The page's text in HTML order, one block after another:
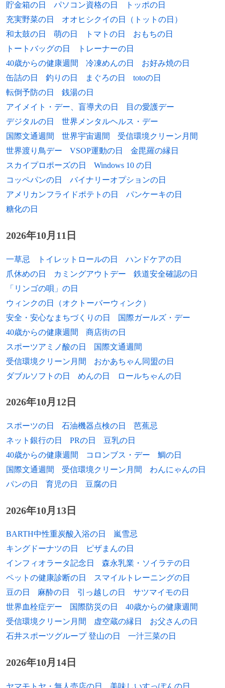
1989年 横野純貴、サッカー選手
1989年 佐々木憂流迦、総合格闘家
1991年 レイ、俳優、アイドル（EXO）
1992年 カール・トリアナ、プロ野球選手
1992年 池尻愛吏、グラビアアイドル
1992年 ムーキー・ベッツ、プロ野球選手
1993年 福地勇人、空手家
1994年 緒方咲、グラビアアイドル
1994年 あんり、お笑い芸人（ぼる塾）
1995年
1997年 尾関梨香、元アイドル（元櫻坂46）
1998年 トレント・アレクサンダー＝アーノルド、
サッカー選手
1998年 楠みゆう、アイドル、タレント（元
1999年 野中美希、歌手（モーニング娘。）
X21）
1999年 谷崎早耶、アイドル（≠ME）
1999年 亜咲花、歌手
1999年 森千晴、フリーアナウンサー
2000年 中野恵那、ファッションモデル、タレント
2000年 薮下楓、元アイドル（元STU48）
2000年 岸本大紀、陸上選手
2006年 坂川陽香、アイドル（AKB48）
生年非公表 - 宮崎遊、声優
貯金箱の日 パソコン資格の日
トッポの日
充実野菜の日
オオヒシクイの日（トットの日）
和太鼓の日
萌の日 トマトの日
おもちの日
トートバッグの日
トレーナーの日
40歳からの健康週間
冷凍めんの日
お好み焼の日
缶詰の日
釣りの日 まぐろの日
totoの日
転倒予防の日
銭湯の日
アイメイト・デー、盲導犬の日
目の愛護デー
デジタルの日
世界メンタルヘルス・デー
国際文通週間
世界宇宙週間
受信環境クリーン月間
世界渡り鳥デー
VSOP運動の日
金毘羅の縁日
スカイプロポーズの日
Windows 10 の日
コッペパンの日
バイナリーオプションの日
アメリカンフライドポテトの日
パンケーキの日
糖化の日
2026年10月11日
一草忌 トイレットロールの日
ハンドケアの日
爪休めの日
カミングアウトデー
鉄道安全確認の日
「リンゴの唄」の日
ウィンクの日（オクトーバーウィンク）
安全・安心なまちづくりの日
国際ガールズ・デー
40歳からの健康週間
商店街の日
スポーツアミノ酸の日
国際文通週間
受信環境クリーン月間
おかあちゃん同盟の日
ダブルソフトの日
めんの日 ロールちゃんの日
2026年10月12日
スポーツの日 石油機器点検の日
芭蕉忌
ネット銀行の日
PRの日
豆乳の日
40歳からの健康週間
コロンブス・デー
鯛の日
国際文通週間
受信環境クリーン月間
わんにゃんの日
パンの日
育児の日 豆腐の日
2026年10月13日
BARTH中性重炭酸入浴の日
嵐雪忌
キングドーナツの日
ピザまんの日
インフィオラータ記念日
森永乳業・ソイラテの日
ペットの健康診断の日
スマイルトレーニングの日
豆の日
麻酔の日 引っ越しの日
サツマイモの日
世界血栓症デー
国際防災の日
40歳からの健康週間
受信環境クリーン月間
虚空蔵の縁日
お父さんの日
石井スポーツグループ 登山の日
一汁三菜の日
2026年10月14日
ヤマモトヤ・無人売店の日
美味しいすっぽんの日